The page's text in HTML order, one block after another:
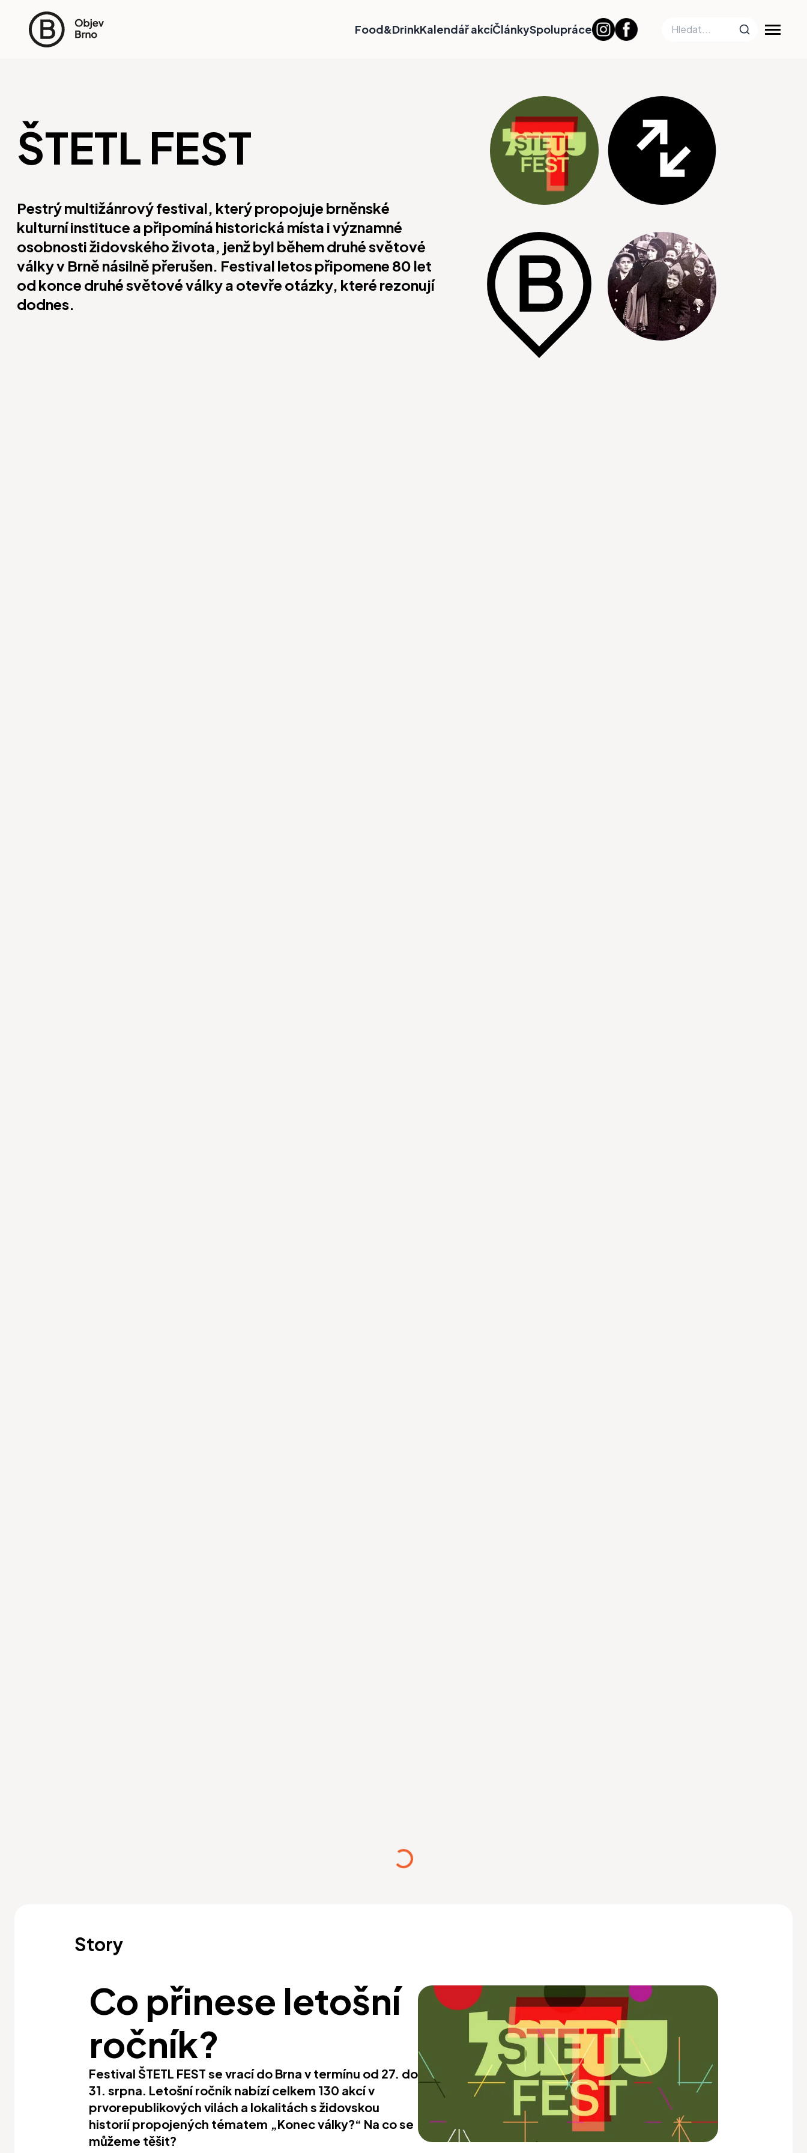
Food&DrinkKalendář akcíČlánkySpolupráce
ŠTETL FEST
Pestrý multižánrový festival, který propojuje brněnské
kulturní instituce a připomíná historická místa i významné
osobnosti židovského života, jenž byl během druhé světové
války v Brně násilně přerušen. Festival letos připomene 80 let
od konce druhé světové války a otevře otázky, které rezonují
dodnes.
Story
Co přinese letošní
ročník?
Festival ŠTETL FEST se vrací do Brna v termínu od 27. do
31. srpna. Letošní ročník nabízí celkem 130 akcí v
prvorepublikových vilách a lokalitách s židovskou
historií propojených tématem „Konec války?“ Na co se
můžeme těšit?